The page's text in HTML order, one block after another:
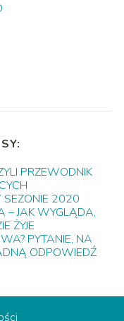
PRZEWODNIK
SEZONIE 2020
– JAK WYGLĄDA,
ŻYJE
PYTANIE, NA
ODPOWIEDŹ